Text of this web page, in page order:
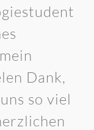
Dank,
so viel